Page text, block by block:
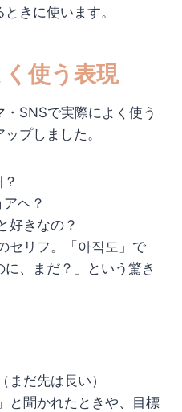
きに使います。
使う表現
SNSで実際によく使う
プしました。
ヘ？
好きなの？
セリフ。「아직도」で
に、まだ？」という驚き
まだ先は長い）
と聞かれたときや、目標